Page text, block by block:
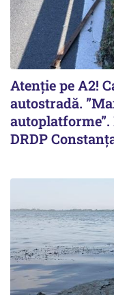
Atenție pe A2!
autostradă.
DRDP